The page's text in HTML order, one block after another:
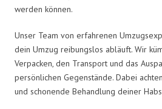
werden können.
Unser Team von erfahrenen
dein Umzug reibungslos abläuft. Wir
Verpacken, den Transport und das
persönlichen Gegenstände. Dabei
und schonende Behandlung deiner